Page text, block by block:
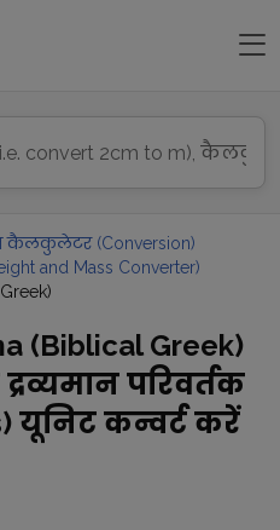
कैलकुलेटर (Conversion)
and Mass Converter)
(Biblical Greek)
परिवर्तक
यूनिट कन्वर्ट करें